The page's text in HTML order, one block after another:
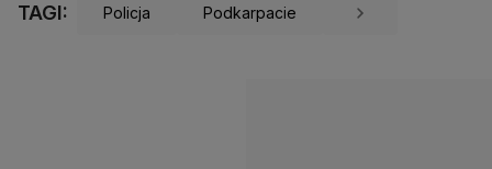
TAGI: Policja Podkarpacie